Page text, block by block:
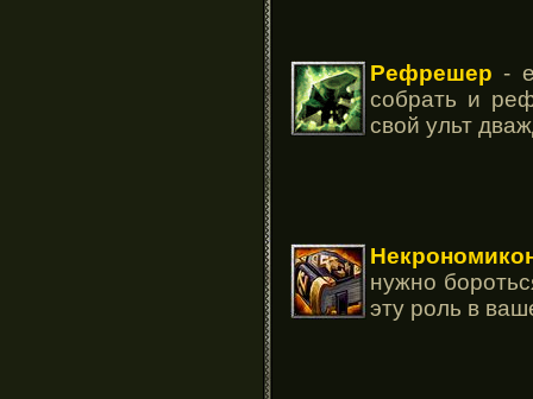
Рефрешер -
собрать и
свой ульт
нужно
эту роль в